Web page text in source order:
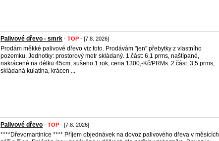
Palivové dřevo - smrk - TOP - [7.8. 2026]
Prodám měkké palivové dřevo viz foto. Prodávám "jen" přebytky z vlastního
pozemku. Jednotky: prostorový metr skládaný. 1.část: 6,1 prms, naštípané,
nakrácené na délku 45cm, sušeno 1 rok, cena 1300,-Kč/PRMs. 2.část: 3,5 prms,
skládaná kulatina, krácen ...
Palivové dřevo - TOP - [7.8. 2026]
****Dřevomartinice **** Příjem objednávek na dovoz palivového dřeva v měsících